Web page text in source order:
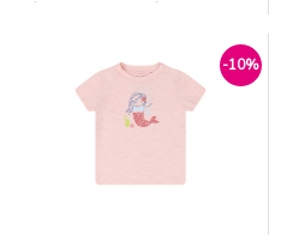
kvalitní a pohodlné oblečení
v příjemných barvách -
vyroben z příjemného
materiál - snadno se
dokonalý st
-10%